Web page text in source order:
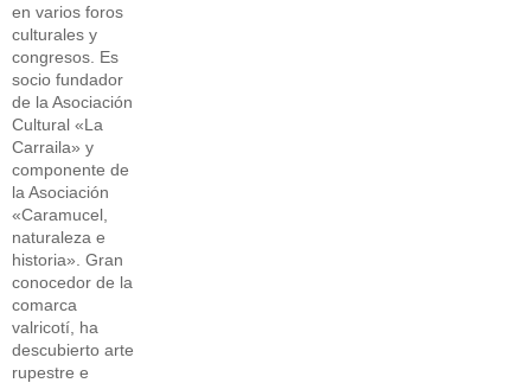
en varios foros
culturales y
congresos. Es
socio fundador
de la Asociación
Cultural «La
Carraila» y
componente de
la Asociación
«Caramucel,
naturaleza e
historia». Gran
conocedor de la
comarca
valricotí, ha
descubierto arte
rupestre e